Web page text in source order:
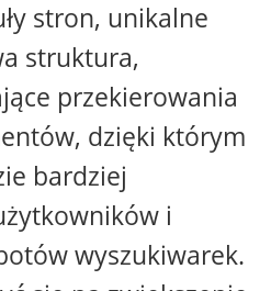
stron, unikalne
struktura,
przekierowania
dzięki którym
bardziej
i
wyszukiwarek.